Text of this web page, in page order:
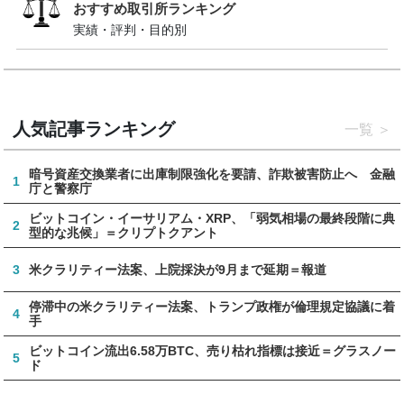
おすすめ取引所ランキング
実績・評判・目的別
人気記事ランキング 一覧
1
暗号資産交換業者に出庫制限強化を要請、詐欺被害防止へ 金融
庁と警察庁
2
ビットコイン・イーサリアム・XRP、「弱気相場の最終段階に典
型的な兆候」＝クリプトクアント
3 米クラリティー法案、上院採決が9月まで延期＝報道
4
停滞中の米クラリティー法案、トランプ政権が倫理規定協議に着
手
5
ビットコイン流出6.58万BTC、売り枯れ指標は接近＝グラスノー
ド